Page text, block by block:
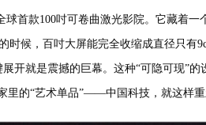
球首款100吋可卷曲激光影院。它藏着一
时候，百吋大屏能完全收缩成直径只有
开就是震撼的巨幕。这种“可隐可现”
里的“艺术单品”——中国科技，就这样重